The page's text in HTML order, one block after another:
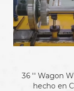
36 '' Wagon
hecho en